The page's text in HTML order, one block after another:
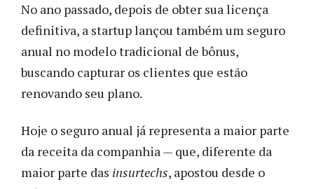
No ano passado, depois de obter sua licença
definitiva, a startup lançou também um seguro
anual no modelo tradicional de bônus,
buscando capturar os clientes que estão
renovando seu plano.
Hoje o seguro anual já representa a maior parte
da receita da companhia — que, diferente da
maior parte das insurtechs, apostou desde o